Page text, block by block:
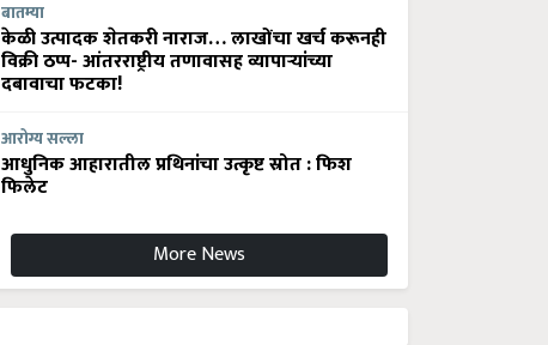
बातम्या
केळी उत्पादक शेतकरी नाराज… लाखोंचा खर्च करूनही
विक्री ठप्प- आंतरराष्ट्रीय तणावासह व्यापाऱ्यांच्या
दबावाचा फटका!
आरोग्य सल्ला
आधुनिक आहारातील प्रथिनांचा उत्कृष्ट स्रोत : फिश
फिलेट
More News